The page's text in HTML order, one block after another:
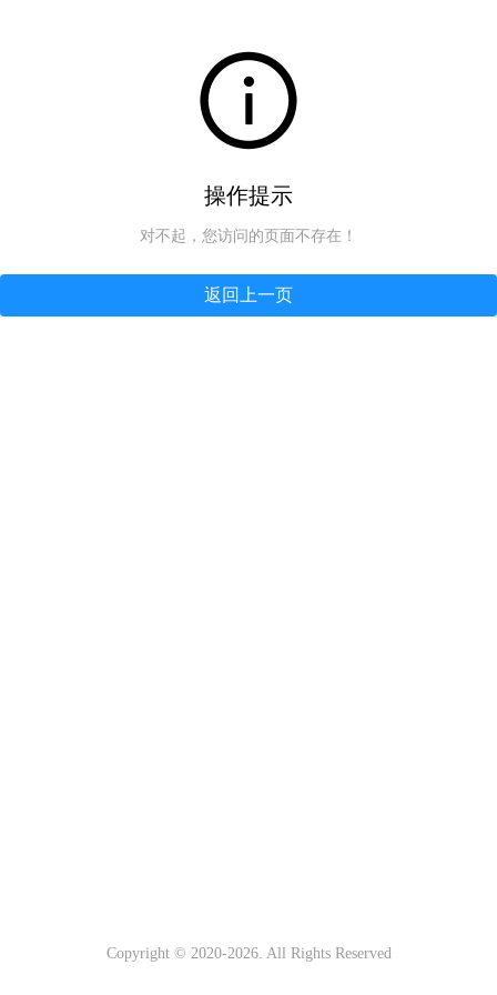
操作提示
对不起，您访问的页面不存在！
返回上一页
Copyright © 2020-2026. All Rights Reserved